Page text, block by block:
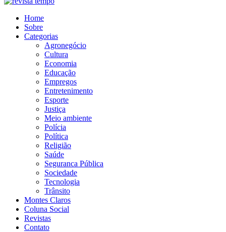
Home
Sobre
Categorias
Agronegócio
Cultura
Economia
Educação
Empregos
Entretenimento
Esporte
Justiça
Meio ambiente
Polícia
Política
Religião
Saúde
Seguranca Pública
Sociedade
Tecnologia
Trânsito
Montes Claros
Coluna Social
Revistas
Contato